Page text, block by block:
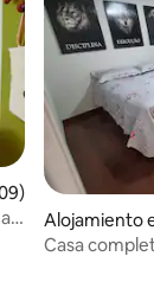
promedio:
Alojamiento
Casa